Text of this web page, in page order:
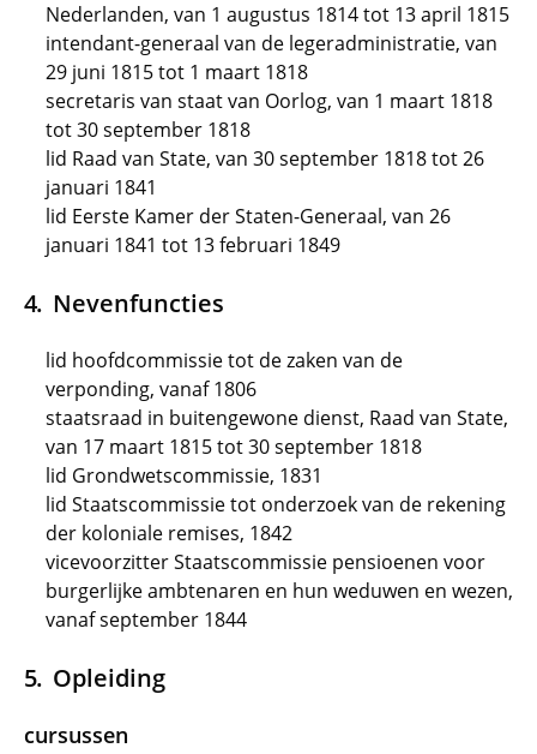
Nederlanden, van 1 augustus 1814 tot 13 april 1815
intendant-generaal van de legeradministratie, van
29 juni 1815 tot 1 maart 1818
secretaris van staat van Oorlog, van 1 maart 1818
tot 30 september 1818
lid Raad van State, van 30 september 1818 tot 26
januari 1841
lid Eerste Kamer der Staten-Generaal, van 26
januari 1841 tot 13 februari 1849
Nevenfuncties
lid hoofdcommissie tot de zaken van de
verponding, vanaf 1806
staatsraad in buitengewone dienst, Raad van State,
van 17 maart 1815 tot 30 september 1818
lid Grondwetscommissie, 1831
lid Staatscommissie tot onderzoek van de rekening
der koloniale remises, 1842
vicevoorzitter Staatscommissie pensioenen voor
burgerlijke ambtenaren en hun weduwen en wezen,
vanaf september 1844
Opleiding
cursussen